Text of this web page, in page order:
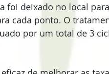
foi deixado no local
cada ponto. O
por um total de 3